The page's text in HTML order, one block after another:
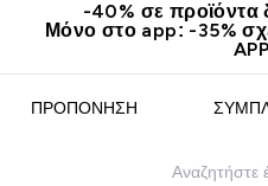
-40% σε προϊόντα
Μόνο στο app: -35%
ΠΡΟΠΌΝΗΣΗ